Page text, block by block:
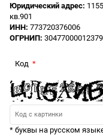
Юридический адрес:
кв.901
ИНН: 773720376006
ОГРНИП:
Код
* буквы на русском